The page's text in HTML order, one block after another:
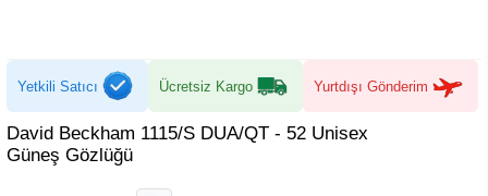
Yetkili Satıcı Ücretsiz Kargo Yurtdışı Gönderim
David Beckham 1115/S DUA/QT - 52 Unisex
Güneş Gözlüğü